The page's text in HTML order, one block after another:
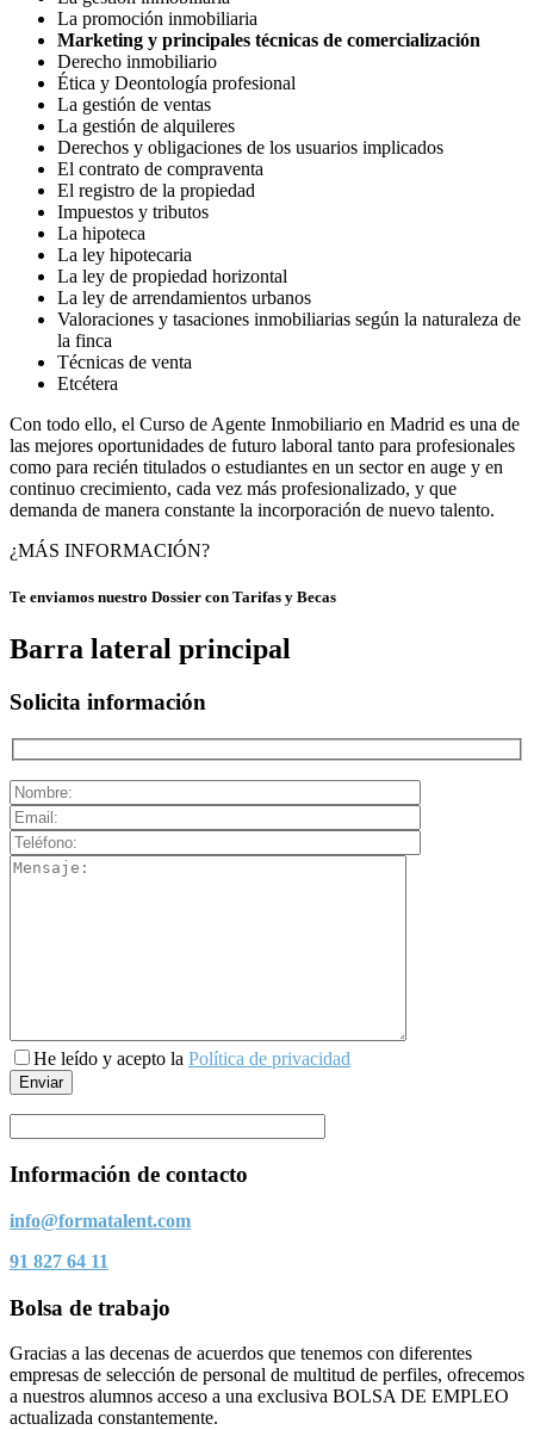
La promoción inmobiliaria
Marketing y principales técnicas de comercialización
Derecho inmobiliario
Ética y Deontología profesional
La gestión de ventas
La gestión de alquileres
Derechos y obligaciones de los usuarios implicados
El contrato de compraventa
El registro de la propiedad
Impuestos y tributos
La hipoteca
La ley hipotecaria
La ley de propiedad horizontal
La ley de arrendamientos urbanos
Valoraciones y tasaciones inmobiliarias según la naturaleza de
la finca
Técnicas de venta
Etcétera
Con todo ello, el Curso de Agente Inmobiliario en Madrid es una de
las mejores oportunidades de futuro laboral tanto para profesionales
como para recién titulados o estudiantes en un sector en auge y en
continuo crecimiento, cada vez más profesionalizado, y que
demanda de manera constante la incorporación de nuevo talento.
¿MÁS INFORMACIÓN?
Te enviamos nuestro Dossier con Tarifas y Becas
Barra lateral principal
Solicita información
He leído y acepto la Política de privacidad
Información de contacto
info@formatalent.com
91 827 64 11
Bolsa de trabajo
Gracias a las decenas de acuerdos que tenemos con diferentes
empresas de selección de personal de multitud de perfiles, ofrecemos
a nuestros alumnos acceso a una exclusiva BOLSA DE EMPLEO
actualizada constantemente.